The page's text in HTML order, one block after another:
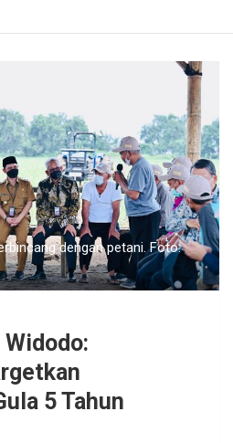
dengan petani. Foto:
5 Tahun